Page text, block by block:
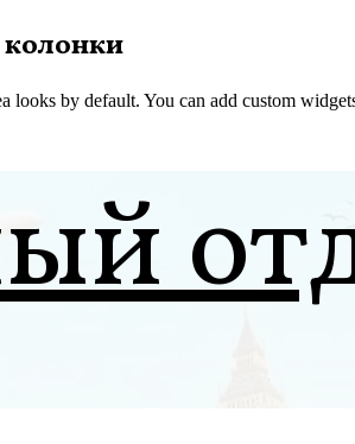
looks by default. You can add custom